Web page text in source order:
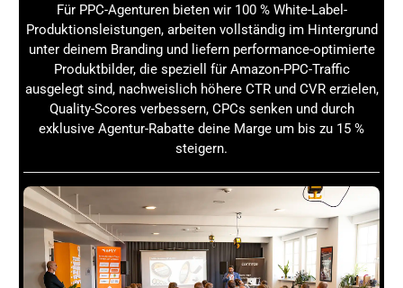
kurze, prägnante Aussagen und unterstütze sie mit
Bildern und Videos.
Schlechte Bildqualität: Unscharfe oder schlecht
belichtete Fotos wirken unprofessionell und
mindern das Vertrauen.
Keine mobile Optimierung: Viele Kunden shoppen
mobil. Achte darauf, dass dein Store auf
Smartphones und Tablets optimal dargestellt wird.
Veraltete Inhalte: Aktualisiere regelmäßig, um
keine veralteten Produkte oder Aktionen zu zeigen.
Keine klare Call-to-Action: Fordere Kunden gezielt
zum Kauf oder zur weiteren Erkundung deines
Sortiments auf.
Amazon Brand Store Vorlagen: Layouts für
Für PPC-Agenturen bieten wir 100 % White-Label-
Produktionsleistungen, arbeiten vollständig im Hintergrund
unter deinem Branding und liefern performance-optimierte
Produktbilder, die speziell für Amazon-PPC-Traffic
ausgelegt sind, nachweislich höhere CTR und CVR erzielen,
Quality-Scores verbessern, CPCs senken und durch
exklusive Agentur-Rabatte deine Marge um bis zu 15 %
steigern.